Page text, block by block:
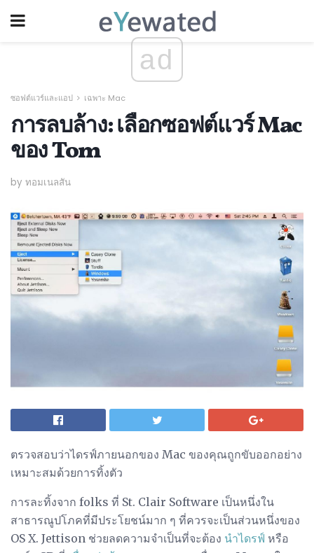
ad
ซอฟต์แวร์และแอป เฉพาะ Mac
การลบล้าง: เลือกซอฟต์แวร์ Mac
ของ Tom
by ทอมเนลสัน
ตรวจสอบว่าไดรฟ์ภายนอกของ Mac ของคุณถูกขับออกอย่าง
เหมาะสมด้วยการทิ้งตัว
การละทิ้งจาก folks ที่ St. Clair Software เป็นหนึ่งใน
สาธารณูปโภคที่มีประโยชน์มาก ๆ ที่ควรจะเป็นส่วนหนึ่งของ
OS X. Jettison ช่วยลดความจำเป็นที่จะต้อง นำไดรฟ์ หรือ